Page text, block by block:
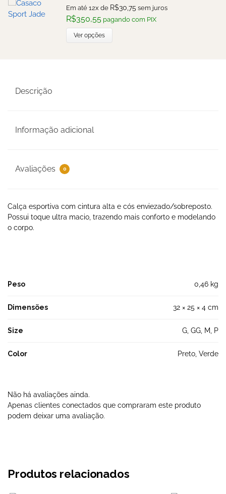
Em até 12x de R$30,75 sem juros
R$350,55 pagando com PIX
Ver opções
Descrição
Informação adicional
Avaliações 0
Calça esportiva com cintura alta e cós enviezado/sobreposto.
Possui toque ultra macio, trazendo mais conforto e modelando
o corpo.
Peso 0,46 kg
Dimensões 32 × 25 × 4 cm
Size G, GG, M, P
Color Preto, Verde
Não há avaliações ainda.
Apenas clientes conectados que compraram este produto
podem deixar uma avaliação.
Produtos relacionados